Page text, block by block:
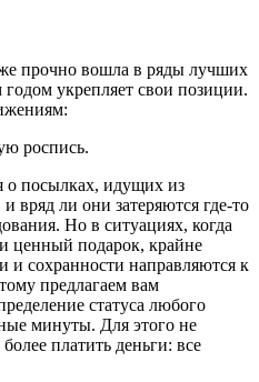
прочно вошла в ряды лучших
укрепляет свои позиции.
роспись.
о посылках, идущих из
вряд ли они затеряются где-то
Но в ситуациях, когда
ценный подарок, крайне
и сохранности направляются к
предлагаем вам
статуса любого
минуты. Для этого не
платить деньги: все